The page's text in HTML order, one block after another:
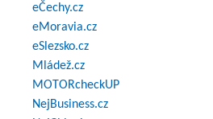
eČechy.cz
eMoravia.cz
eSlezsko.cz
Mládež.cz
MOTORcheckUP
NejBusiness.cz